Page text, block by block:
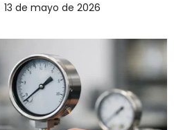
13 de mayo de 2026